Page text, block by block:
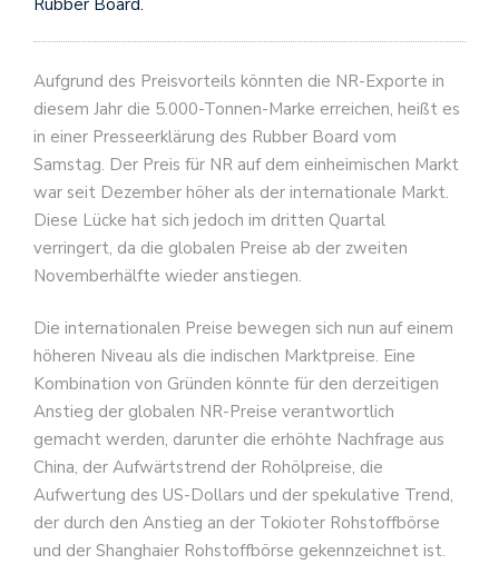
Rubber Board.
Aufgrund des Preisvorteils könnten die NR-Exporte in
diesem Jahr die 5.000-Tonnen-Marke erreichen, heißt es
in einer Presseerklärung des Rubber Board vom
Samstag. Der Preis für NR auf dem einheimischen Markt
war seit Dezember höher als der internationale Markt.
Diese Lücke hat sich jedoch im dritten Quartal
verringert, da die globalen Preise ab der zweiten
Novemberhälfte wieder anstiegen.
Die internationalen Preise bewegen sich nun auf einem
höheren Niveau als die indischen Marktpreise. Eine
Kombination von Gründen könnte für den derzeitigen
Anstieg der globalen NR-Preise verantwortlich
gemacht werden, darunter die erhöhte Nachfrage aus
China, der Aufwärtstrend der Rohölpreise, die
Aufwertung des US-Dollars und der spekulative Trend,
der durch den Anstieg an der Tokioter Rohstoffbörse
und der Shanghaier Rohstoffbörse gekennzeichnet ist.